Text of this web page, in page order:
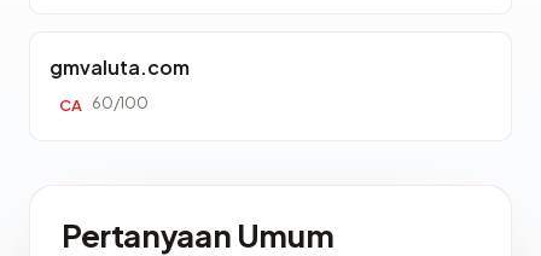
gmvaluta.com
CA 60/100
Pertanyaan Umum